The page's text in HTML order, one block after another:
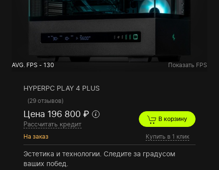
AVG. FPS - 130 Показать FPS
HYPERPC PLAY 4 PLUS
(29 отзывов)
Цена 196 800 ₽
Рассчитать кредит
На заказ
В корзину
Купить в 1 клик
Эстетика и технологии. Следите за градусом
ваших побед.